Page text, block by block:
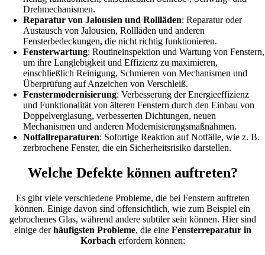
Drehmechanismen.
Reparatur von Jalousien und Rollläden: Reparatur oder
Austausch von Jalousien, Rollläden und anderen
Fensterbedeckungen, die nicht richtig funktionieren.
Fensterwartung: Routineinspektion und Wartung von Fenstern,
um ihre Langlebigkeit und Effizienz zu maximieren,
einschließlich Reinigung, Schmieren von Mechanismen und
Überprüfung auf Anzeichen von Verschleiß.
Fenstermodernisierung: Verbesserung der Energieeffizienz
und Funktionalität von älteren Fenstern durch den Einbau von
Doppelverglasung, verbesserten Dichtungen, neuen
Mechanismen und anderen Modernisierungsmaßnahmen.
Notfallreparaturen: Sofortige Reaktion auf Notfälle, wie z. B.
zerbrochene Fenster, die ein Sicherheitsrisiko darstellen.
Welche Defekte können auftreten?
Es gibt viele verschiedene Probleme, die bei Fenstern auftreten
können. Einige davon sind offensichtlich, wie zum Beispiel ein
gebrochenes Glas, während andere subtiler sein können. Hier sind
einige derhäufigsten Probleme, die eine Fensterreparatur in
Korbach erfordern können: